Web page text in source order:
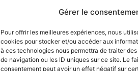
Gérer le
Pour offrir les meilleures expériences, nous
cookies pour stocker et/ou accéder aux
à ces technologies nous permettra de traiter
de navigation ou les ID uniques sur ce site. Le
consentement peut avoir un effet négatif sur